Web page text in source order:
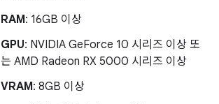
RAM: 16GB 이상
GPU: NVIDIA GeForce 10 시리즈 이상 또
는 AMD Radeon RX 5000 시리즈 이상
VRAM: 8GB 이상